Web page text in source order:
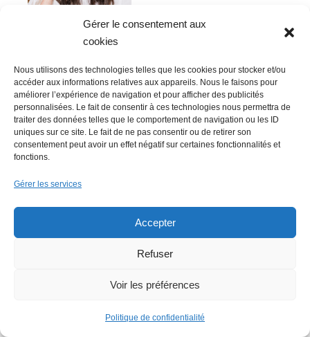
Gérer le consentement aux
cookies
Nous utilisons des technologies telles que les cookies pour stocker et/ou
accéder aux informations relatives aux appareils. Nous le faisons pour
améliorer l’expérience de navigation et pour afficher des publicités
personnalisées. Le fait de consentir à ces technologies nous permettra de
traiter des données telles que le comportement de navigation ou les ID
uniques sur ce site. Le fait de ne pas consentir ou de retirer son
consentement peut avoir un effet négatif sur certaines fonctionnalités et
fonctions.
Gérer les services
Accepter
Refuser
Voir les préférences
Politique de confidentialité
Flowrette rachetée, relocalise sa
production en France à Blain
Lire + d'infos éco